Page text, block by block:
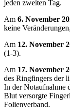
jeden zweiten Tag.
Am 6. November
keine
Am 12. November
(1-3).
Am 17. November
des Ringfingers der
In der Notaufnahme
Blut versorgte
Folienverband.